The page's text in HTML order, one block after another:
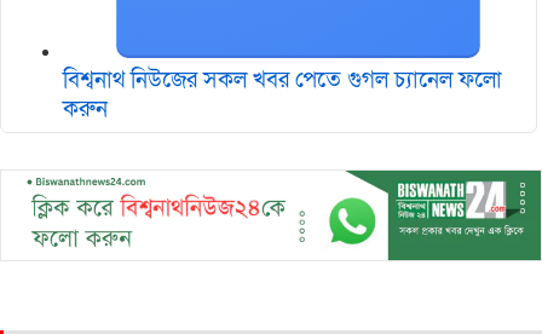
বিশ্বনাথ নিউজের সকল খবর পেতে গুগল চ‌্যানেল ফলো
করুন